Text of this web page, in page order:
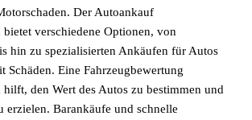
Der Autoankauf
verschiedene Optionen, von
hin zu spezialisierten Ankäufen für Autos
Schäden. Eine Fahrzeugbewertung
den Wert des Autos zu bestimmen und
erzielen. Barankäufe und schnelle